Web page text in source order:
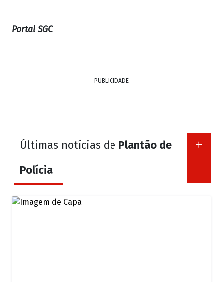
Portal SGC
PUBLICIDADE
Últimas notícias de Plantão de
Polícia